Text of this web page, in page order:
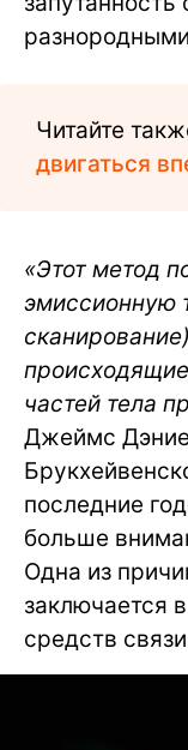
Читайте
двигаться
«Этот метод
эмиссионную
частей тела
Джеймс
последние
больше
Одна из
заключается
средств